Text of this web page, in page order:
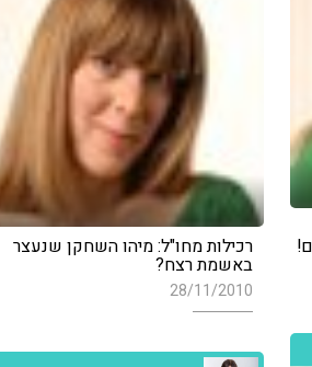
רכילות מחו"ל: מיהו השחקן שנעצר
באשמת רצח?
28/11/2010